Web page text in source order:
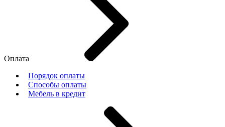
Оплата
Порядок оплаты
Способы оплаты
Мебель в кредит